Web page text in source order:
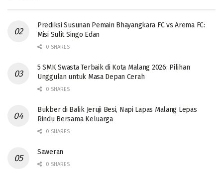
Prediksi Susunan Pemain Bhayangkara FC vs Arema FC:
Misi Sulit Singo Edan
0 SHARES
5 SMK Swasta Terbaik di Kota Malang 2026: Pilihan
Unggulan untuk Masa Depan Cerah
0 SHARES
Bukber di Balik Jeruji Besi, Napi Lapas Malang Lepas
Rindu Bersama Keluarga
0 SHARES
Saweran
0 SHARES